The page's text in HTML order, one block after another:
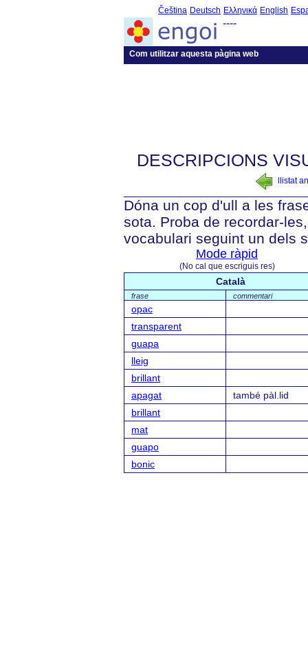
Čeština Deutsch Ελληνικά English
----
Com utilitzar aquesta pàgina web
DESCRIPCIONS
llistat
Dóna un cop d'ull a les
sota. Proba de recordar-
vocabulari seguint un dels
Mode ràpid
(No cal que escriguis res)
Català
frase commentari
opac
transparent
guapa
lleig
brillant
apagat
també pàl.lid
brillant
mat
guapo
bonic